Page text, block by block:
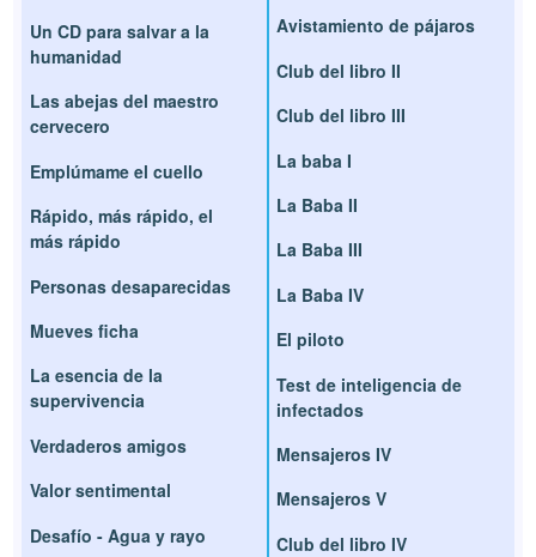
Un CD para salvar a la
humanidad
Las abejas del maestro
cervecero
Emplúmame el cuello
Rápido, más rápido, el
más rápido
Personas desaparecidas
Mueves ficha
La esencia de la
supervivencia
Verdaderos amigos
Valor sentimental
Desafío - Agua y rayo
Avistamiento de pájaros
Club del libro II
Club del libro III
La baba I
La Baba II
La Baba III
La Baba IV
El piloto
Test de inteligencia de
infectados
Mensajeros IV
Mensajeros V
Club del libro IV